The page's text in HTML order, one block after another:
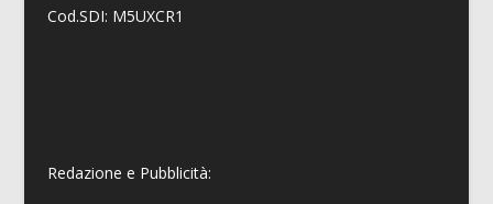
Cod.SDI: M5UXCR1
Redazione e Pubblicità: